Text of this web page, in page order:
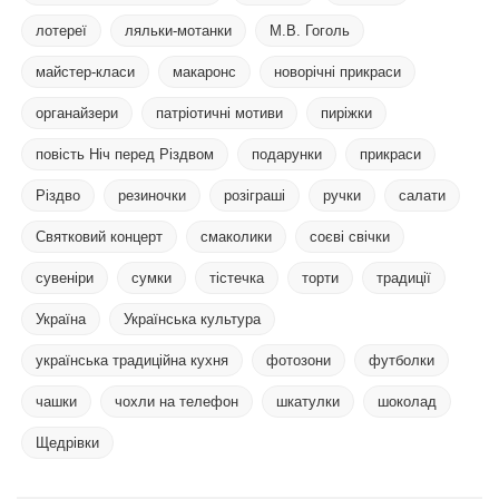
лотереї ляльки-мотанки М.В. Гоголь
майстер-класи макаронс новорічні прикраси
органайзери патріотичні мотиви пиріжки
повість Ніч перед Різдвом подарунки прикраси
Різдво резиночки розіграші ручки салати
Святковий концерт смаколики соєві свічки
сувеніри сумки тістечка торти традиції
Україна Українська культура
українська традиційна кухня фотозони футболки
чашки чохли на телефон шкатулки шоколад
Щедрівки